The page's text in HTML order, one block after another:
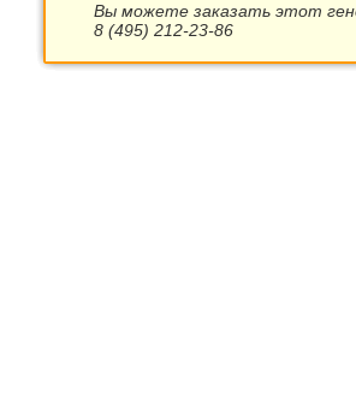
Вы можете заказать этот
8 (495) 212-23-86